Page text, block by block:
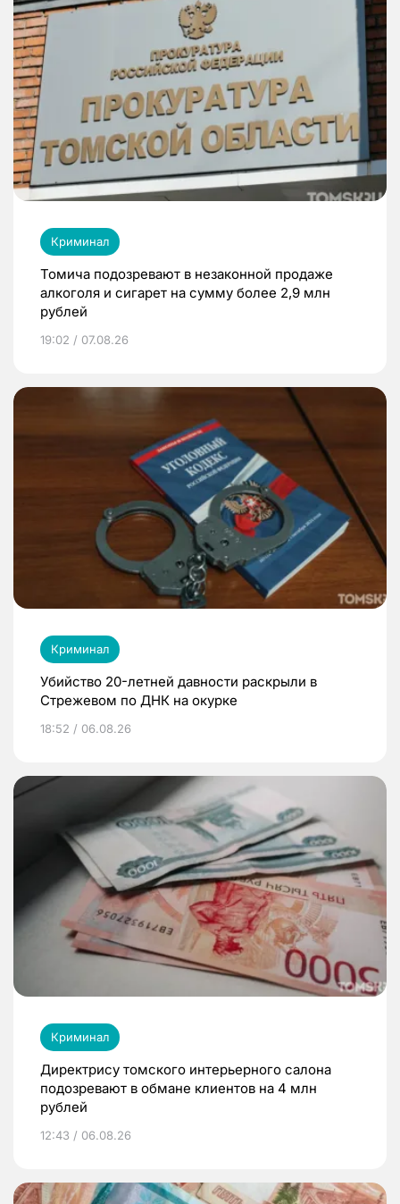
Криминал
Томича подозревают в незаконной продаже
алкоголя и сигарет на сумму более 2,9 млн
рублей
19:02 / 07.08.26
Криминал
Убийство 20-летней давности раскрыли в
Стрежевом по ДНК на окурке
18:52 / 06.08.26
Криминал
Директрису томского интерьерного салона
подозревают в обмане клиентов на 4 млн
рублей
12:43 / 06.08.26